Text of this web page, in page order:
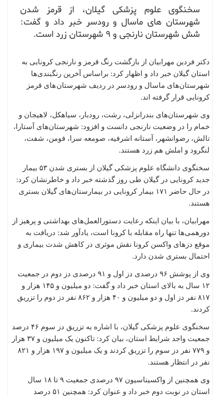
سخنگوی علوم پزشکی گیلان، از قرمز شدن
شهرستان های ماسال و رودسر خبر داد و گفت:
شش شهرستان نارنجی و ۹ شهرستان زرد است.
دکتر فردین مهرابیان از بازگشت رنگ قرمز و نارنجی کرونایی به
استان گیلان خبر داد و اظهار کرد: براساس آخرین رنگبندی‌ها
شهرستان‌های ماسال و رودسر در ردیف شهرستان های قرمز
کرونایی قرار گرفته اند.
وی شهرستان‌های بندرانزلی، رشت، رودبار، سیاهکل، لاهیجان و
خمام را در وضعیت نارنجی دانست و افزود: شهرستان‌های آستارا،
تالش، رضوانشهر، آستانه اشرفیه، صومعه سرا، فومن، شفت،
لنگرود و املش هم زرد هستند.
سخنگوی دانشگاه علوم پزشکی گیلان از بستری شدن ۵۳ بیمار
جدید کرونایی در گیلان طی روز گذشته خبر داد و خاطرنشان کرد:
در حال حاضر ۱۷۱ بیمار کرونایی در بیمارستان‌های گیلان بستری
هستند.
مهرابیان، با بیان اینکه رعایت دستورالعمل‌های بهداشتی و پرهیز از
دورهمی‌ها تنها راه مقابله با کرونا است، یادآور شد: دریافت به
موقع دزهای واکسن کرونا نقش موثری در کاهش شدت بیماری و
احتمال بستری شدن دارد.
وی از پوشش ۹۶ درصدی دز اول و ۹۱ درصدی دز دوم در جمعیت
۱۲ سال به بالای استان خبر داد و گفت: دو میلیون و ۱۴۵ هزار و
۸۱۷ نفر دز اول و دو میلیون و ۴۰ هزار و ۸۶۲ نفر دز دوم را تزریق
کردند.
سخنگوی علوم پزشکی گیلان، با اشاره به تزریق دز سوم ۴۶ درصد
جمعیت واجد شرایط استان، بیان کرد: تاکنون یک میلیون و ۳۷ هزار
و ۷۷۹ نفر دز سوم را تزریق کردند و یک میلیون و ۱۹۷ هزار و ۸۲۱
نفر در انتظار هستند.
وی همچنین از واکسیناسیون ۹۷ درصدی جمعیت ۹ تا ۱۸ سال
استان در نوبت دوم خبر داد و عنوان کرد: همچنین ۵۱ درصد